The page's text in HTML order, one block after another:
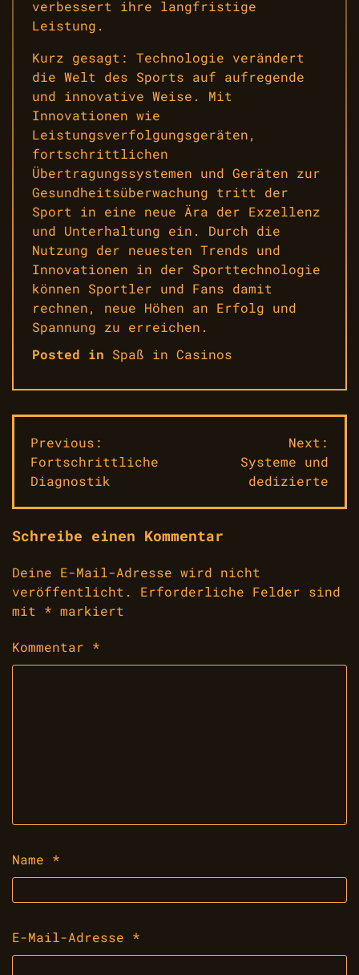
verbessert ihre langfristige
Leistung.
Kurz gesagt: Technologie verändert
die Welt des Sports auf aufregende
und innovative Weise. Mit
Innovationen wie
Leistungsverfolgungsgeräten,
fortschrittlichen
Übertragungssystemen und Geräten zur
Gesundheitsüberwachung tritt der
Sport in eine neue Ära der Exzellenz
und Unterhaltung ein. Durch die
Nutzung der neuesten Trends und
Innovationen in der Sporttechnologie
können Sportler und Fans damit
rechnen, neue Höhen an Erfolg und
Spannung zu erreichen.
Posted in Spaß in Casinos
Beitragsnavigation
Previous:
Fortschrittliche
Diagnostik
Next:
Systeme und
dedizierte
Schreibe einen Kommentar
Deine E-Mail-Adresse wird nicht
veröffentlicht.
Erforderliche Felder sind
mit * markiert
Kommentar *
Name *
E-Mail-Adresse *